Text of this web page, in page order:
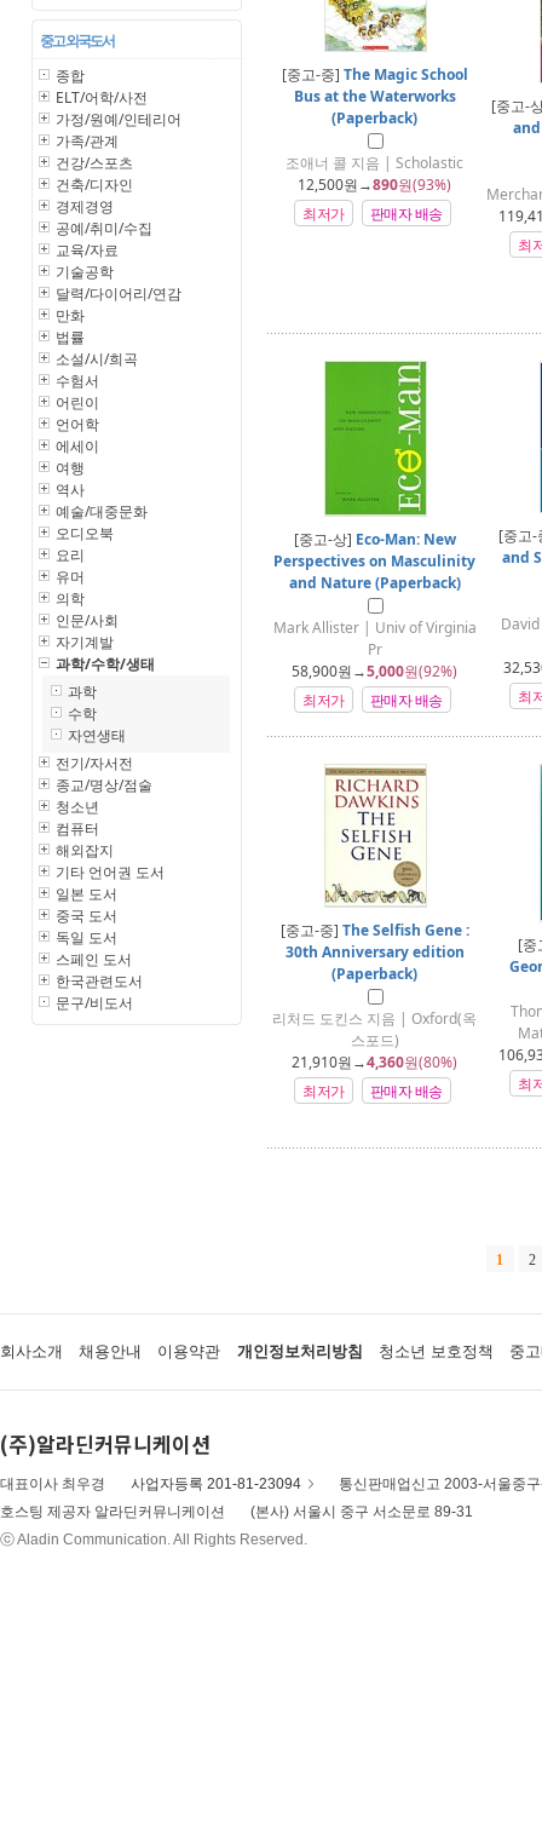
중고 외국도서
종합
ELT/어학/사전
가정/원예/인테리어
가족/관계
건강/스포츠
건축/디자인
경제경영
공예/취미/수집
교육/자료
기술공학
달력/다이어리/연감
만화
법률
소설/시/희곡
수험서
어린이
언어학
에세이
여행
역사
예술/대중문화
오디오북
요리
유머
의학
인문/사회
자기계발
과학/수학/생태
과학
수학
자연생태
전기/자서전
종교/명상/점술
청소년
컴퓨터
해외잡지
기타 언어권 도서
일본 도서
중국 도서
독일 도서
스페인 도서
한국관련도서
문구/비도서
[중고-중] The Magic School
Bus at the Waterworks
(Paperback)
조애너 콜 지음 | Scholastic
12,500원→890원(93%)
최저가
판매자 배송
[중고-
최
[중고-상] Eco-Man: New
Perspectives on Masculinity
and Nature (Paperback)
Mark Allister | Univ of Virginia
Pr
58,900원→5,000원(92%)
최저가
판매자 배송
[중고
and
최
[중고-중] The Selfish Gene :
30th Anniversary edition
(Paperback)
리처드 도킨스 지음 | Oxford(옥
스포드)
21,910원→4,360원(80%)
최저가
판매자 배송
[
최
1 2
회사소개 채용안내 이용약관 개인정보처리방침 청소년 보호정책 중
(주)알라딘커뮤니케이션
대표이사 최우경 사업자등록 201-81-23094
통신판매업신고 2003-서울중
호스팅 제공자 알라딘커뮤니케이션
(본사) 서울시 중구 서소문로 89-31
ⓒ Aladin Communication. All Rights Reserved.